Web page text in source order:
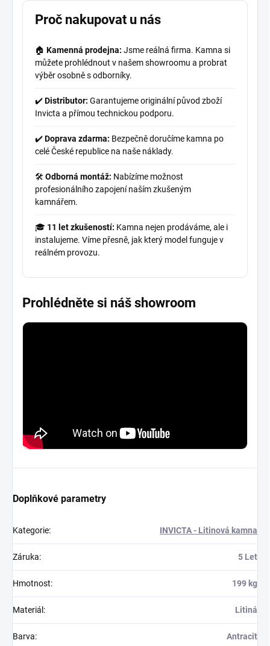
Proč nakupovat u nás
🏠 Kamenná prodejna: Jsme reálná firma. Kamna si
můžete prohlédnout v našem showroomu a probrat
výběr osobně s odborníky.
✔️Distributor: Garantujeme originální původ zboží
Invicta a přímou technickou podporu.
✔️Doprava zdarma: Bezpečně doručíme kamna po
celé České republice na naše náklady.
🛠️ Odborná montáž: Nabízíme možnost
profesionálního zapojení naším zkušeným
kamnářem.
🎓 11 let zkušeností: Kamna nejen prodáváme, ale i
instalujeme. Víme přesně, jak který model funguje v
reálném provozu.
Prohlédněte si náš showroom
Doplňkové parametry
Kategorie: INVICTA - Litinová kamna
Záruka: 5 Let
Hmotnost: 199 kg
Materiál : Litiná
Barva: Antracit